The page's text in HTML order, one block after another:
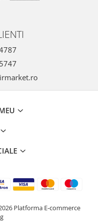
Platforma E-commerce